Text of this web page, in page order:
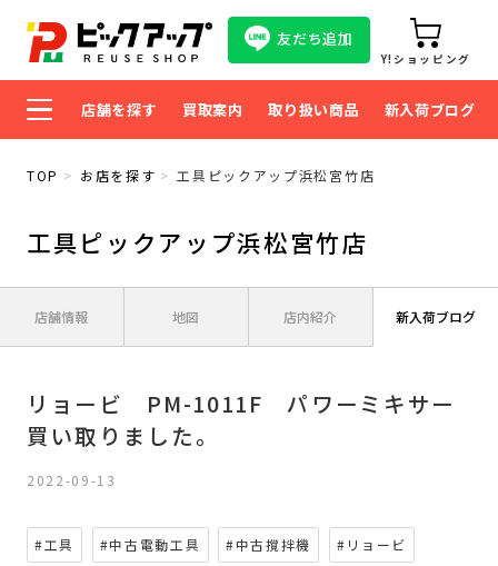
友だち追加
Y!ショッピング
店舗を探す 買取案内 取り扱い商品 新入荷ブログ
TOP お店を探す 工具ピックアップ浜松宮竹店
工具ピックアップ浜松宮竹店
店舗情報 地図 店内紹介 新入荷ブログ
リョービ PM-1011F パワーミキサー
買い取りました。
2022-09-13
#工具 #中古電動工具 #中古撹拌機 #リョービ